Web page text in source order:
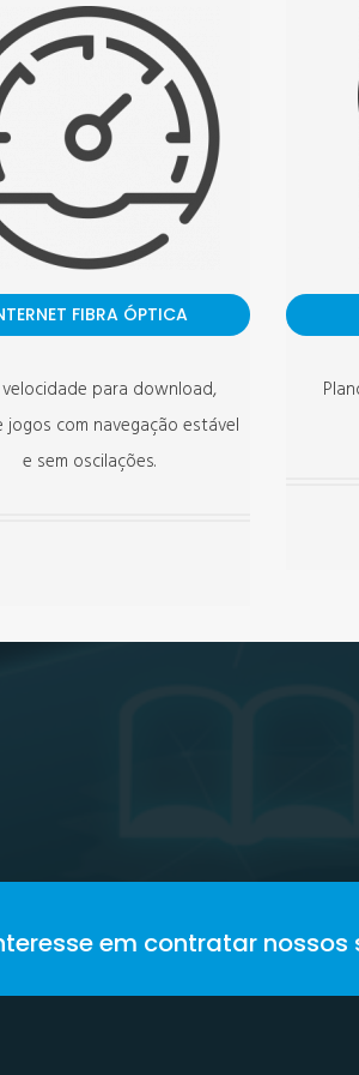
FIBRA ÓPTICA
para download,
jogos com navegação estável
e sem oscilações.
em contratar